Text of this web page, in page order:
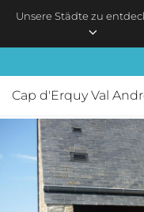
Unsere Städte zu
Cap d'Erquy Val